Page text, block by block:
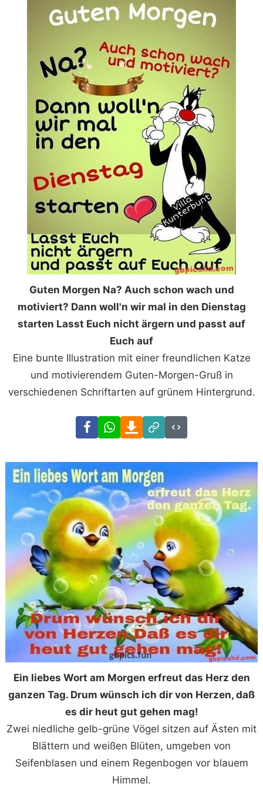
Guten Morgen Na? Auch schon wach und
motiviert? Dann woll'n wir mal in den Dienstag
starten Lasst Euch nicht ärgern und passt auf
Euch auf
Eine bunte Illustration mit einer freundlichen Katze
und motivierendem Guten-Morgen-Gruß in
verschiedenen Schriftarten auf grünem Hintergrund.
FacebookWhatsAppDownload
Link
Code
Ein liebes Wort am Morgen erfreut das Herz den
ganzen Tag. Drum wünsch ich dir von Herzen, daß
es dir heut gut gehen mag!
Zwei niedliche gelb-grüne Vögel sitzen auf Ästen mit
Blättern und weißen Blüten, umgeben von
Seifenblasen und einem Regenbogen vor blauem
Himmel.